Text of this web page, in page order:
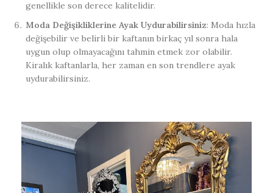
genellikle son derece kalitelidir.
Moda Değişikliklerine Ayak Uydurabilirsiniz: Moda hızla
değişebilir ve belirli bir kaftanın birkaç yıl sonra hala
uygun olup olmayacağını tahmin etmek zor olabilir.
Kiralık kaftanlarla, her zaman en son trendlere ayak
uydurabilirsiniz.